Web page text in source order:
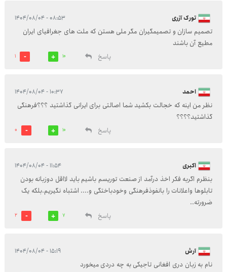
تورک آزری ۰۸:۵۳ - ۱۴۰۴/۰۸/۰۴
تصمیم سازان و تصمیمگیران مگر ملی هستن که ملت های جغرافیای ایران
مطیع آن باشند
پاسخ
10
1
احمد ۱۰:۳۷ - ۱۴۰۴/۰۸/۰۴
نظر من اینه که خجالت بکشید شما اصالتی برای ایرانی گذاشتید ؟؟؟فرهنگی
گذاشتید؟؟؟؟
پاسخ
10
0
اکبری ۱۱:۵۴ - ۱۴۰۴/۰۸/۰۴
بنظرم اگربه فکر اخذ درآمد از صنعت توریسم باشیم باید لااقل دوزبانه بودن
تابلوها واعلانات را بانفوذفرهنگی وخودباختگی و.... اشتباه نگیریم.بلکه یک
ضرورته..
پاسخ
7
2
آرش ۱۵:۱۹ - ۱۴۰۴/۰۸/۰۴
نام به زبان دری افغانی تاجیکی به چه دردی میخورد